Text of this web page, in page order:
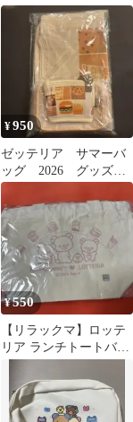
ッテリア
¥950
ゼッテリア サマーバ
ッグ 2026 グッズの
み
¥550
【リラックマ】ロッテ
リア ランチトートバッ